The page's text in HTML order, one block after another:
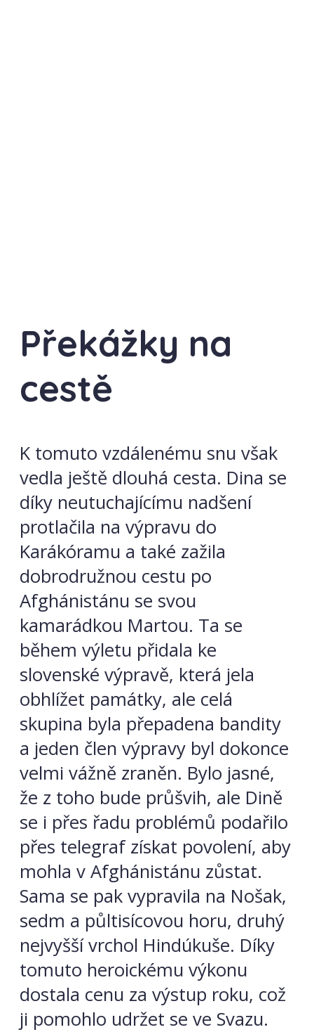
Překážky na
cestě
K tomuto vzdálenému snu však
vedla ještě dlouhá cesta. Dina se
díky neutuchajícímu nadšení
protlačila na výpravu do
Karákóramu a také zažila
dobrodružnou cestu po
Afghánistánu se svou
kamarádkou Martou. Ta se
během výletu přidala ke
slovenské výpravě, která jela
obhlížet památky, ale celá
skupina byla přepadena bandity
a jeden člen výpravy byl dokonce
velmi vážně zraněn. Bylo jasné,
že z toho bude průšvih, ale Dině
se i přes řadu problémů podařilo
přes telegraf získat povolení, aby
mohla v Afghánistánu zůstat.
Sama se pak vypravila na Nošak,
sedm a půltisícovou horu, druhý
nejvyšší vrchol Hindúkuše. Díky
tomuto heroickému výkonu
dostala cenu za výstup roku, což
ji pomohlo udržet se ve Svazu.